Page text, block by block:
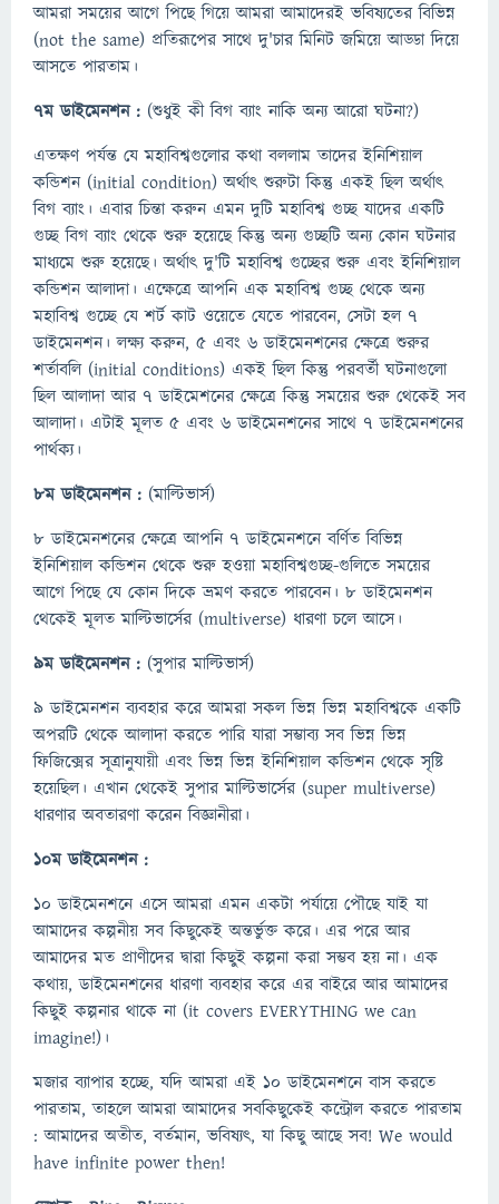
আমরা সময়ের আগে পিছে গিয়ে আমরা আমাদেরই ভবিষ্যতের বিভিন্ন
(not the same) প্রতিরূপের সাথে দু'চার মিনিট জমিয়ে আড্ডা দিয়ে
আসতে পারতাম।
৭ম ডাইমেনশন : (শুধুই কী বিগ ব্যাং নাকি অন্য আরো ঘটনা?)
এতক্ষণ পর্যন্ত যে মহাবিশ্বগুলোর কথা বললাম তাদের ইনিশিয়াল
কন্ডিশন (initial condition) অর্থাৎ শুরুটা কিন্তু একই ছিল অর্থাৎ
বিগ ব্যাং। এবার চিন্তা করুন এমন দুটি মহাবিশ্ব গুচ্ছ যাদের একটি
গুচ্ছ বিগ ব্যাং থেকে শুরু হয়েছে কিন্তু অন্য গুচ্ছটি অন্য কোন ঘটনার
মাধ্যমে শুরু হয়েছে। অর্থাৎ দু'টি মহাবিশ্ব গুচ্ছের শুরু এবং ইনিশিয়াল
কন্ডিশন আলাদা। এক্ষেত্রে আপনি এক মহাবিশ্ব গুচ্ছ থেকে অন্য
মহাবিশ্ব গুচ্ছে যে শর্ট কাট ওয়েতে যেতে পারবেন, সেটা হল ৭
ডাইমেনশন। লক্ষ্য করুন, ৫ এবং ৬ ডাইমেনশনের ক্ষেত্রে শুরুর
শর্তাবলি (initial conditions) একই ছিল কিন্তু পরবর্তী ঘটনাগুলো
ছিল আলাদা আর ৭ ডাইমেশনের ক্ষেত্রে কিন্তু সময়ের শুরু থেকেই সব
আলাদা। এটাই মূলত ৫ এবং ৬ ডাইমেনশনের সাথে ৭ ডাইমেনশনের
পার্থক্য।
৮ম ডাইমেনশন : (মাল্টিভার্স)
৮ ডাইমেনশনের ক্ষেত্রে আপনি ৭ ডাইমেনশনে বর্ণিত বিভিন্ন
ইনিশিয়াল কন্ডিশন থেকে শুরু হওয়া মহাবিশ্বগুচ্ছ-গুলিতে সময়ের
আগে পিছে যে কোন দিকে ভ্রমণ করতে পারবেন। ৮ ডাইমেনশন
থেকেই মূলত মাল্টিভার্সের (multiverse) ধারণা চলে আসে।
৯ম ডাইমেনশন : (সুপার মাল্টিভার্স)
৯ ডাইমেনশন ব্যবহার করে আমরা সকল ভিন্ন ভিন্ন মহাবিশ্বকে একটি
অপরটি থেকে আলাদা করতে পারি যারা সম্ভাব্য সব ভিন্ন ভিন্ন
ফিজিক্সের সূত্রানুযায়ী এবং ভিন্ন ভিন্ন ইনিশিয়াল কন্ডিশন থেকে সৃষ্টি
হয়েছিল। এখান থেকেই সুপার মাল্টিভার্সের (super multiverse)
ধারণার অবতারণা করেন বিজ্ঞানীরা।
১০ম ডাইমেনশন :
১০ ডাইমেনশনে এসে আমরা এমন একটা পর্যায়ে পৌছে যাই যা
আমাদের কল্পনীয় সব কিছুকেই অন্তর্ভুক্ত করে। এর পরে আর
আমাদের মত প্রাণীদের দ্বারা কিছুই কল্পনা করা সম্ভব হয় না। এক
কথায়, ডাইমেনশনের ধারণা ব্যবহার করে এর বাইরে আর আমাদের
কিছুই কল্পনার থাকে না (it covers EVERYTHING we can
imagine!)।
মজার ব্যাপার হচ্ছে, যদি আমরা এই ১০ ডাইমেনশনে বাস করতে
পারতাম, তাহলে আমরা আমাদের সবকিছুকেই কন্ট্রোল করতে পারতাম
: আমাদের অতীত, বর্তমান, ভবিষ্যৎ, যা কিছু আছে সব! We would
have infinite power then!